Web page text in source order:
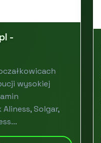
-
wysokiej
Solgar,